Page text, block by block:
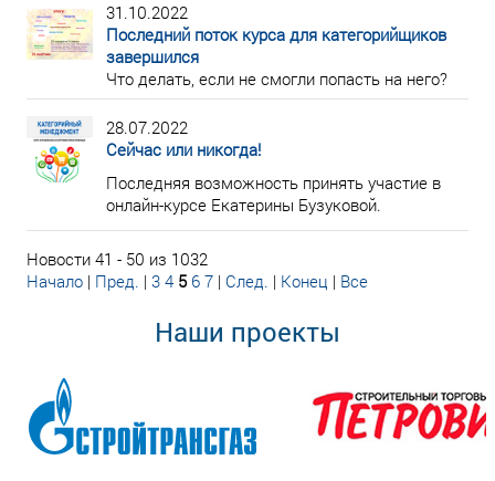
31.10.2022
Последний поток курса для категорийщиков
завершился
Что делать, если не смогли попасть на него?
28.07.2022
Сейчас или никогда!
Последняя возможность принять участие в
онлайн-курсе Екатерины Бузуковой.
Новости 41 - 50 из 1032
Начало | Пред. | 3 4 5 6 7 | След. | Конец | Все
Наши проекты